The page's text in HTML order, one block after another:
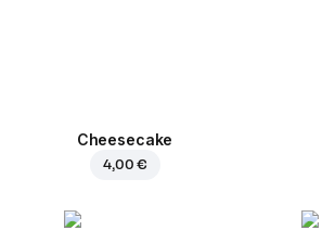
Cheesecake
4,00 €